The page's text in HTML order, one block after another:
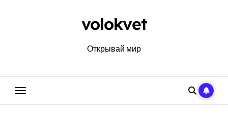
volokvet
Открывай мир